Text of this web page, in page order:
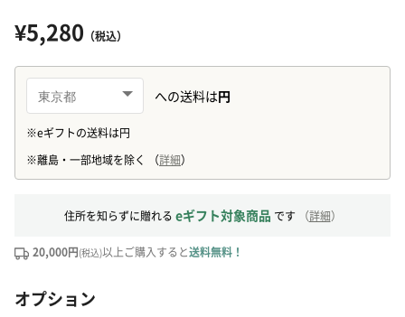
¥5,280 （税込）
住所を知らずに贈れる eギフト対象商品 です （詳細）
20,000円(税込)以上ご購入すると送料無料！
オプション